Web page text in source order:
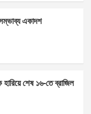
একাদশ
শেষ ১৬-তে ব্রাজিল